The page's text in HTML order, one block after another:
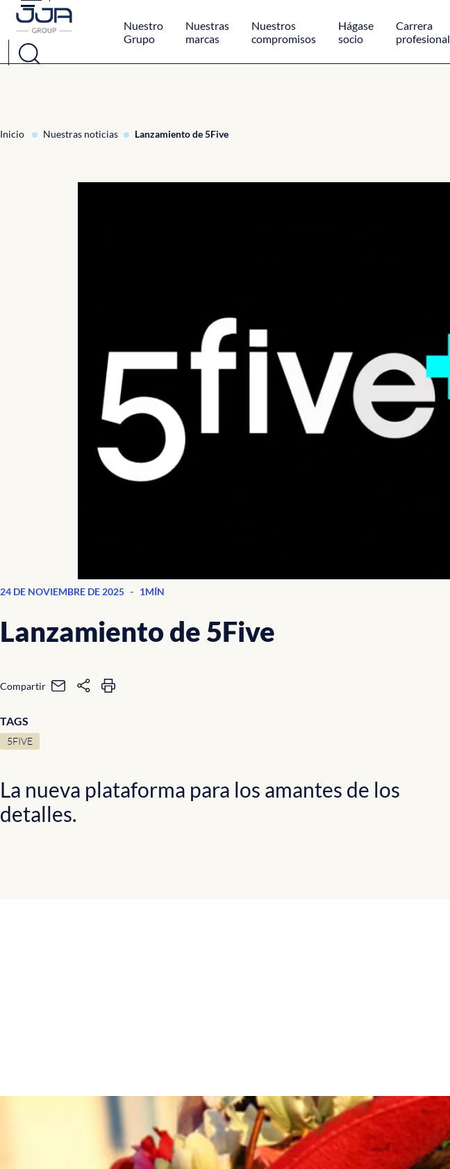
Panel de gestión de cookies
Nuestro
Grupo
Nuestras
marcas
Nuestros
compromisos
Hágase
socio
Carrera
profesional
Inicio Nuestras noticias Lanzamiento de 5Five
24 DE NOVIEMBRE DE 2025 - 1MÍN
Lanzamiento de 5Five
Compartir
TAGS
5FIVE
La nueva plataforma para los amantes de los
detalles.